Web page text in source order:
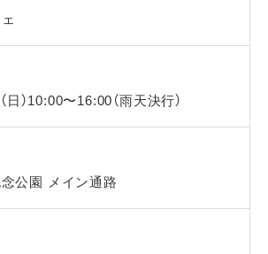
）10:00〜16:00（雨天決行）
公園 メイン通路